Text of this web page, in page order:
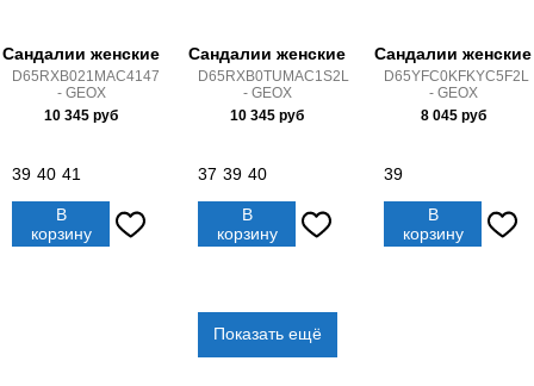
Сандалии женские
D65RXB021MAC4147
- GEOX
10 345 руб
39 40 41
В
корзину
Сандалии женские
D65RXB0TUMAC1S2L
- GEOX
10 345 руб
37 39 40
В
корзину
Сандалии женские
D65YFC0KFKYC5F2L
- GEOX
8 045руб
39
В
корзину
Показать ещё